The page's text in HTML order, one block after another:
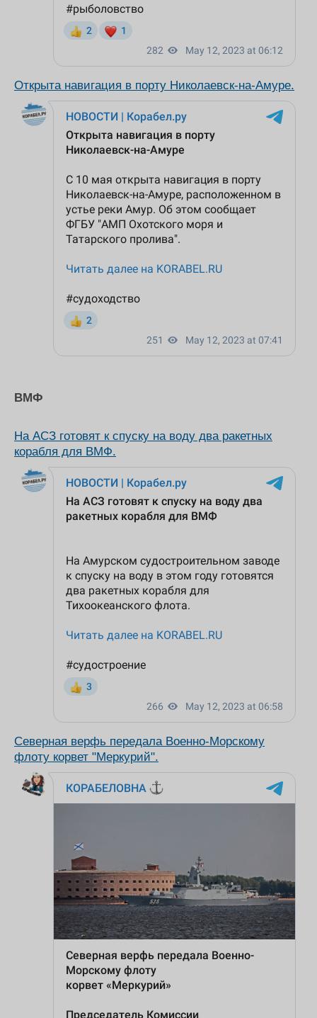
Открыта навигация в порту Николаевск-на-Амуре.
ВМФ
На АСЗ готовят к спуску на воду два ракетных
корабля для ВМФ.
Северная верфь передала Военно-Морскому
флоту корвет "Меркурий".